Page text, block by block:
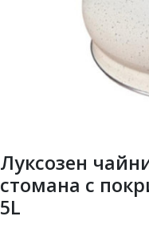
Луксозен
стомана с
5L